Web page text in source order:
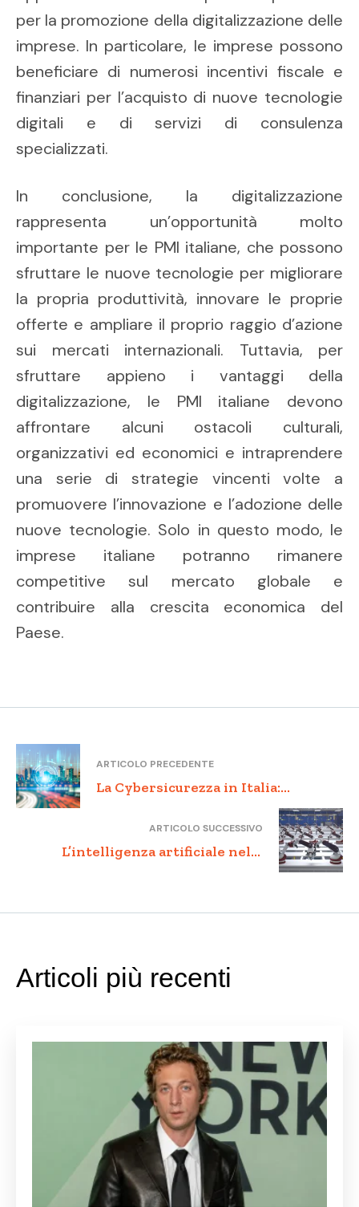
per la promozione della digitalizzazione delle
imprese. In particolare, le imprese possono
beneficiare di numerosi incentivi fiscale e
finanziari per l’acquisto di nuove tecnologie
digitali e di servizi di consulenza
specializzati.
In conclusione, la digitalizzazione
rappresenta un’opportunità molto
importante per le PMI italiane, che possono
sfruttare le nuove tecnologie per migliorare
la propria produttività, innovare le proprie
offerte e ampliare il proprio raggio d’azione
sui mercati internazionali. Tuttavia, per
sfruttare appieno i vantaggi della
digitalizzazione, le PMI italiane devono
affrontare alcuni ostacoli culturali,
organizzativi ed economici e intraprendere
una serie di strategie vincenti volte a
promuovere l’innovazione e l’adozione delle
nuove tecnologie. Solo in questo modo, le
imprese italiane potranno rimanere
competitive sul mercato globale e
contribuire alla crescita economica del
Paese.
ARTICOLO PRECEDENTE
La Cybersicurezza in Italia:
Strategie e Sviluppo nel Settore
DigitaleARTICOLO SUCCESSIVO
L’intelligenza artificiale nella
Articoli più recenti